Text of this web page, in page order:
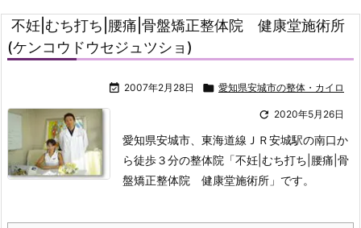
不妊|むち打ち|腰痛|骨盤矯正整体院 健康堂施術所
(ケンコウドウセジュツショ)
 2007年2月28日  愛知県安城市の整体・カイロ
 2020年5月26日
愛知県安城市、東海道線ＪＲ安城駅の南口か
ら徒歩３分の整体院「不妊|むち打ち|腰痛|骨
盤矯正整体院 健康堂施術所」です。